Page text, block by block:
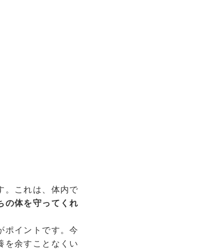
。これは、体内で
の体を守ってくれ
ポイントです。今
を余すことなくい